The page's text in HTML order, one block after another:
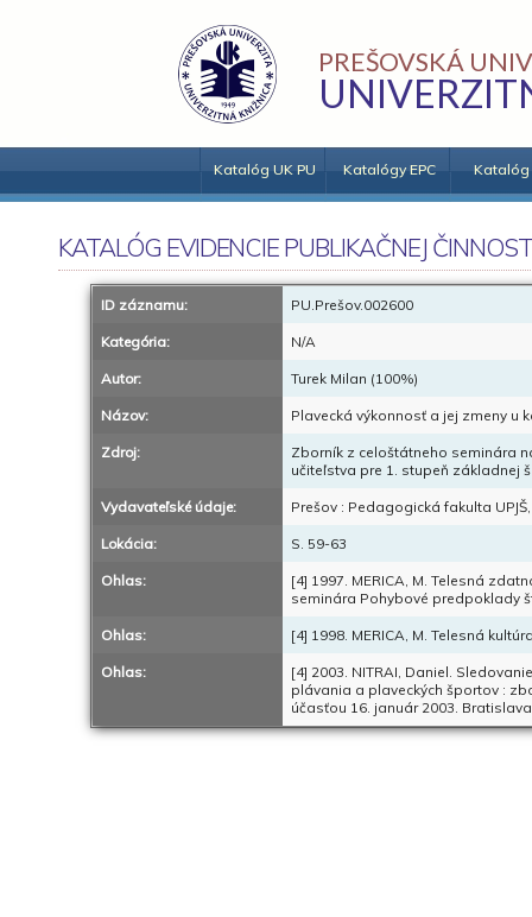
PREŠOVSKÁ
Katalóg UK PU Katalógy EPC Katalóg
KATALÓG EVIDENCIE PUBLIKAČNEJ
ID záznamu: PU.Prešov.002600
Kategória: N/A
Autor: Turek Milan (100%)
Názov: Plavecká výkonnosť a jej zmeny u
Zdroj:
Zborník z celoštátneho seminára
učiteľstva pre 1. stupeň základnej
Vydavateľské údaje: Prešov : Pedagogická fakulta
Lokácia: S. 59-63
Ohlas:
[4] 1997. MERICA, M. Telesná
seminára Pohybové predpoklady
Ohlas: [4] 1998. MERICA, M. Telesná
Ohlas:
[4] 2003. NITRAI, Daniel.
plávania a plaveckých športov :
účasťou 16. január 2003. Bratislava